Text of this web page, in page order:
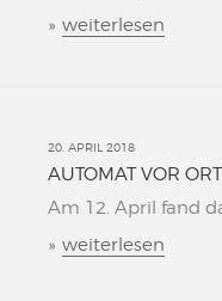
» weiterlesen
20. APRIL 2018
AUTOMAT VOR
Am 12. April fand
» weiterlesen